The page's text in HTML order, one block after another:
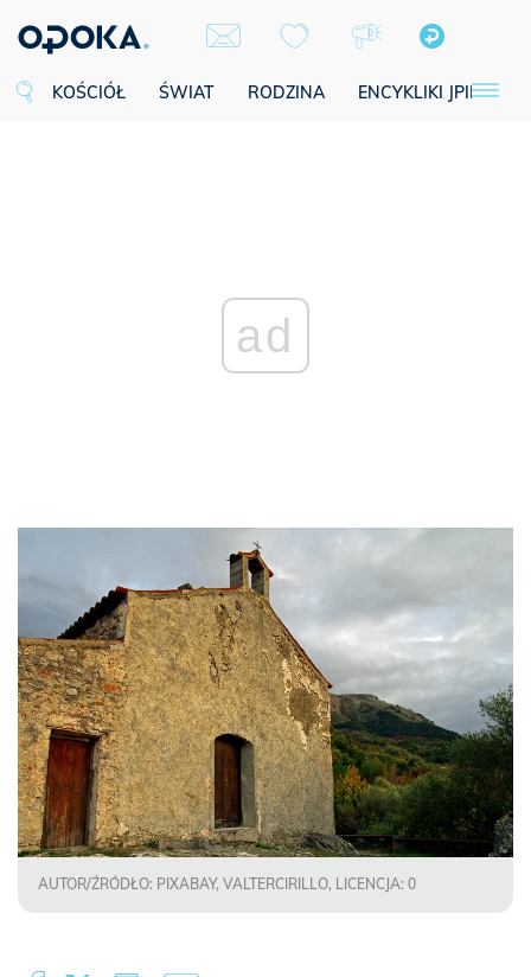
KOŚCIÓŁ ŚWIAT RODZINA ENCYKLIKI JPII
ad
AUTOR/ŹRÓDŁO: PIXABAY, VALTERCIRILLO, LICENCJA: 0